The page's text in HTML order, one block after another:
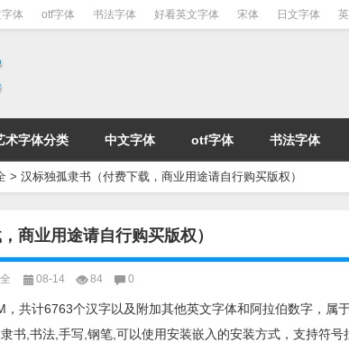
体 otf字体 书法字体 好看英文字体 宋体 日文字体
术字体分类 中文字体 otf字体 书法字体
> 汉标独孤隶书（付费下载，商业用途请自行购买版权）
商业用途请自行购买版权）
08-14 84 0
共计6763个汉字以及附加其他英文字体和阿拉伯数字，属
书,书法,手写,钢笔,可以使用安装嵌入的安装方式，支持符